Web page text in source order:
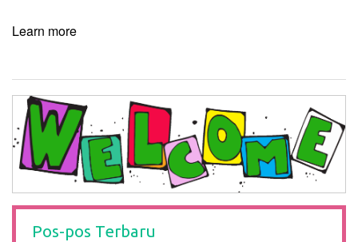
Learn more
Pos-pos Terbaru